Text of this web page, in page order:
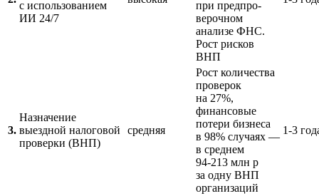
с использованием
ИИ 24/7
при пред­про­
вероч­ном
анализе ФНС.
Рост рисков
ВНП
3.
Назначение
выездной налоговой
проверки (ВНП)
средняя
Рост количества
проверок
на 27%,
финансовые
потери бизнеса
в 98% случаях —
в среднем
94-213 млн р
за одну ВНП
организаций
1-3